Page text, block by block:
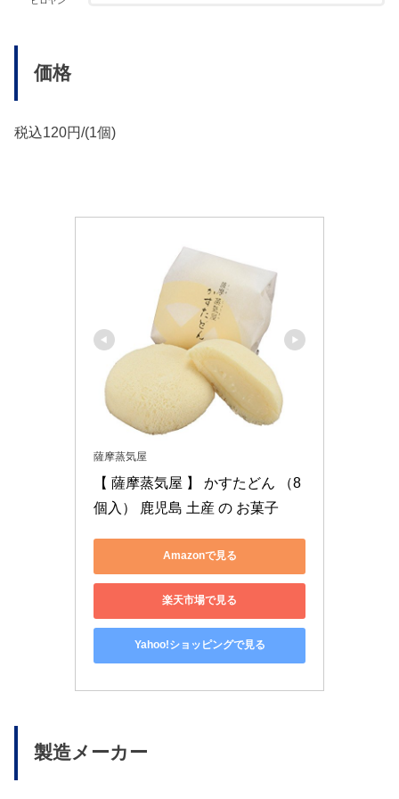
価格
税込120円/(1個)
薩摩蒸気屋
【 薩摩蒸気屋 】 かすたどん （8
個入） 鹿児島 土産 の お菓子
Amazonで見る
楽天市場で見る
Yahoo!ショッピングで見る
製造メーカー